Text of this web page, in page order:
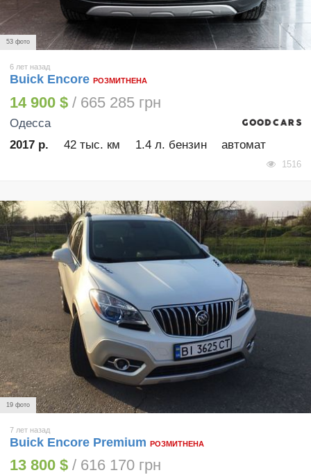
53 фото
6 лет назад
Buick Encore РОЗМИТНЕНА
14 900 $ / 665 285 грн
Одесса
2017 р.
42 тыс. км 1.4 л. бензин автомат
1516
19 фото
7 лет назад
Buick Encore Premium РОЗМИТНЕНА
13 800 $ / 616 170 грн